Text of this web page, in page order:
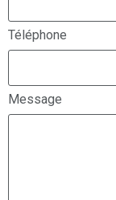
Téléphone
Message